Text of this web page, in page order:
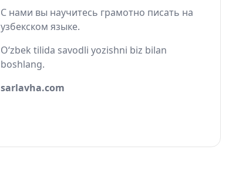
С нами вы научитесь грамотно писать на
узбекском языке.
O‘zbek tilida savodli yozishni biz bilan
boshlang.
sarlavha.com